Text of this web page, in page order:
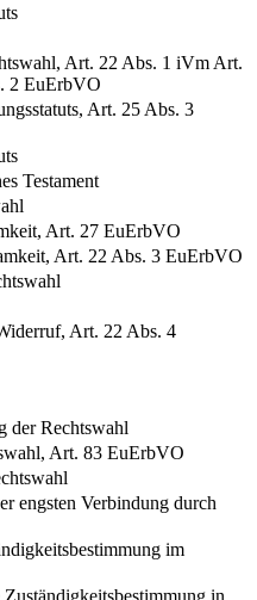
Art. 22 Abs. 1 iVm Art.
2 EuErbVO
Art. 25 Abs. 3
Testament
Art. 27 EuErbVO
Art. 22 Abs. 3 EuErbVO
Art. 22 Abs. 4
der Rechtswahl
Art. 83 EuErbVO
engsten Verbindung durch
im
in